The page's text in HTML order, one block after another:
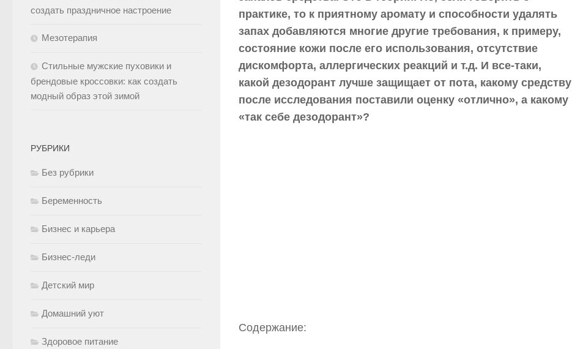
практике, то к приятному аромату и способности удалять
запах добавляются многие другие требования, к примеру,
состояние кожи после его использования, отсутствие
дискомфорта, аллергических реакций и т.д. И все-таки,
какой дезодорант лучше защищает от пота, какому средству
после исследования поставили оценку «отлично», а какому
«так себе дезодорант»?
Содержание:
создать праздничное настроение
Мезотерапия
Стильные мужские пуховики и
брендовые кроссовки: как создать
модный образ этой зимой
РУБРИКИ
Без рубрики
Беременность
Бизнес и карьера
Бизнес-леди
Детский мир
Домашний уют
Здоровое питание